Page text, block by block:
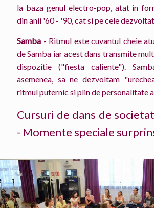
la baza genul electro-pop, atat in
din anii '60 - '90, cat si pe cele
Samba - Ritmul este cuvantul cheie
de Samba iar acest dans transmite
dispozitie ("fiesta caliente").
asemenea, sa ne dezvoltam
ritmul puternic si plin de personalitate
Cursuri de dans de
- Momente speciale